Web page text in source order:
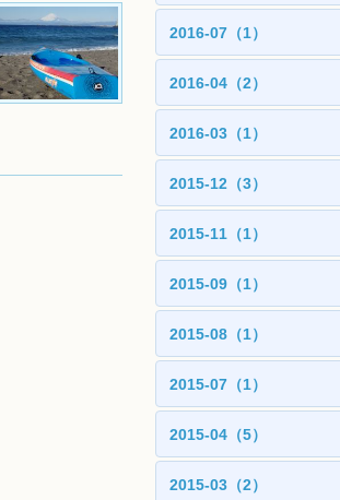
2016-07（1）
2016-04（2）
2016-03（1）
2015-12（3）
2015-11（1）
2015-09（1）
2015-08（1）
2015-07（1）
2015-04（5）
2015-03（2）